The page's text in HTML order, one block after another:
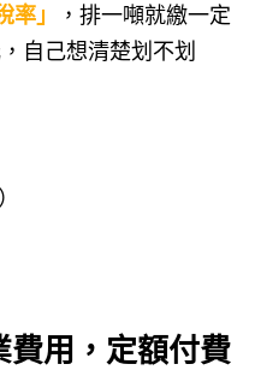
」
，排一噸就繳一定
自己想清楚划不划
用，定額付費